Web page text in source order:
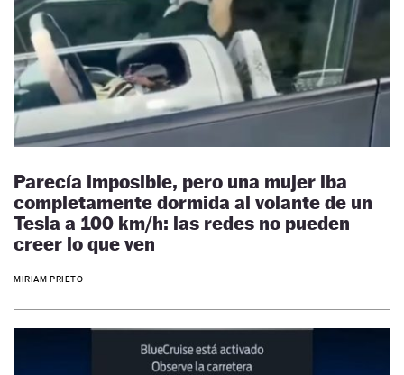
Parecía imposible, pero una mujer iba
completamente dormida al volante de un
Tesla a 100 km/h: las redes no pueden
creer lo que ven
MIRIAM PRIETO